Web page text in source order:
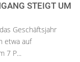
STEIGT UM
Geschäftsjahr
etwa auf
7 P...